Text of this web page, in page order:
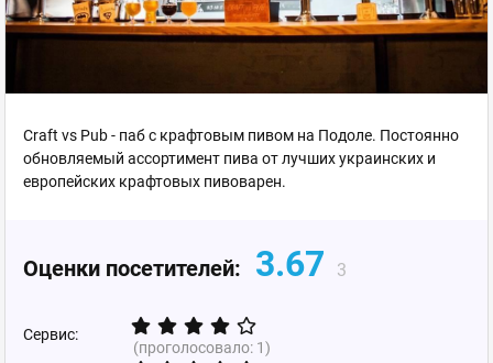
Craft vs Pub - паб с крафтовым пивом на Подоле. Постоянно
обновляемый ассортимент пива от лучших украинских и
европейских крафтовых пивоварен.
Оценки посетителей: 3.67 3
Сервис:
(проголосовало: 1)